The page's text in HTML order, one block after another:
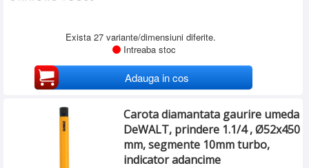
Exista 27 variante/dimensiuni diferite.
Intreaba stoc
Adauga in cos
Carota diamantata gaurire umeda
DeWALT, prindere 1.1/4 , Ø52x450
mm, segmente 10mm turbo,
indicator adancime